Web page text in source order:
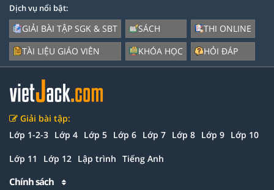
Dịch vụ nổi bật:
GIẢI BÀI TẬP SGK & SBT
TÀI LIỆU GIÁO VIÊN
SÁCH
KHÓA HỌC
THI ONLINE
HỎI ĐÁP
Giải bài tập:
Lớp 1-2-3 Lớp 4 Lớp 5 Lớp 6 Lớp 7 Lớp 8 Lớp 9 Lớp 10
Lớp 11 Lớp 12 Lập trình Tiếng Anh
Chính sách